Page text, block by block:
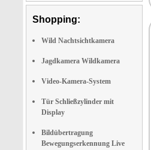
Shopping:
Wild Nachtsichtkamera
Jagdkamera Wildkamera
Video-Kamera-System
Tür Schließzylinder mit
Display
Bildübertragung
Bewegungserkennung Live